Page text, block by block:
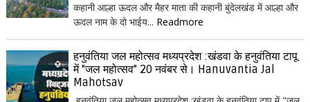
कहानी आल्हा ऊदल और मैहर माता की कहानी बुंदेलखंड में आल्हा और
ऊदल नाम के दो भाईय... Readmore
हनुवंतिया जल महोत्सव मध्यप्रदेश :खंडवा के हनुवंतिया टापू
में "जल महोत्सव" 20 नवंबर से। Hanuvantia Jal
Mahotsav